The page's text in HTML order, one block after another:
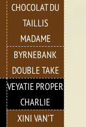
CHOCOLAT DU
TAILLIS
MADAME
BYRNEBANK
DOUBLE TAKE
VEYATIE PROPER
CHARLIE
XINI VAN’T